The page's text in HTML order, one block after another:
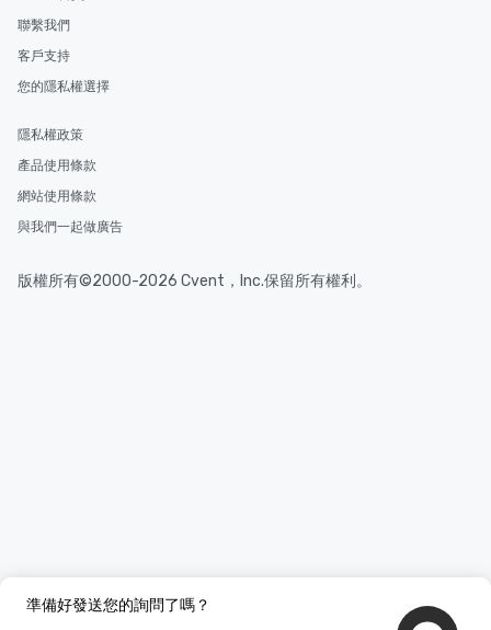
準備好發送您的詢問了嗎？
聯繫我們
客戶支持
您的隱私權選擇
隱私權政策
產品使用條款
網站使用條款
與我們一起做廣告
版權所有©2000-2026 Cvent，Inc.保留所有權利。